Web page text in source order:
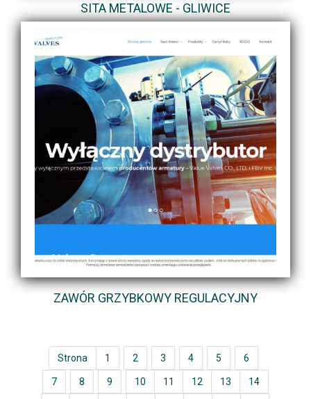
SITA METALOWE - GLIWICE
ZAWÓR GRZYBKOWY REGULACYJNY
Strona 1 2 3 4 5 6
7 8 9 10 11 12 13 14